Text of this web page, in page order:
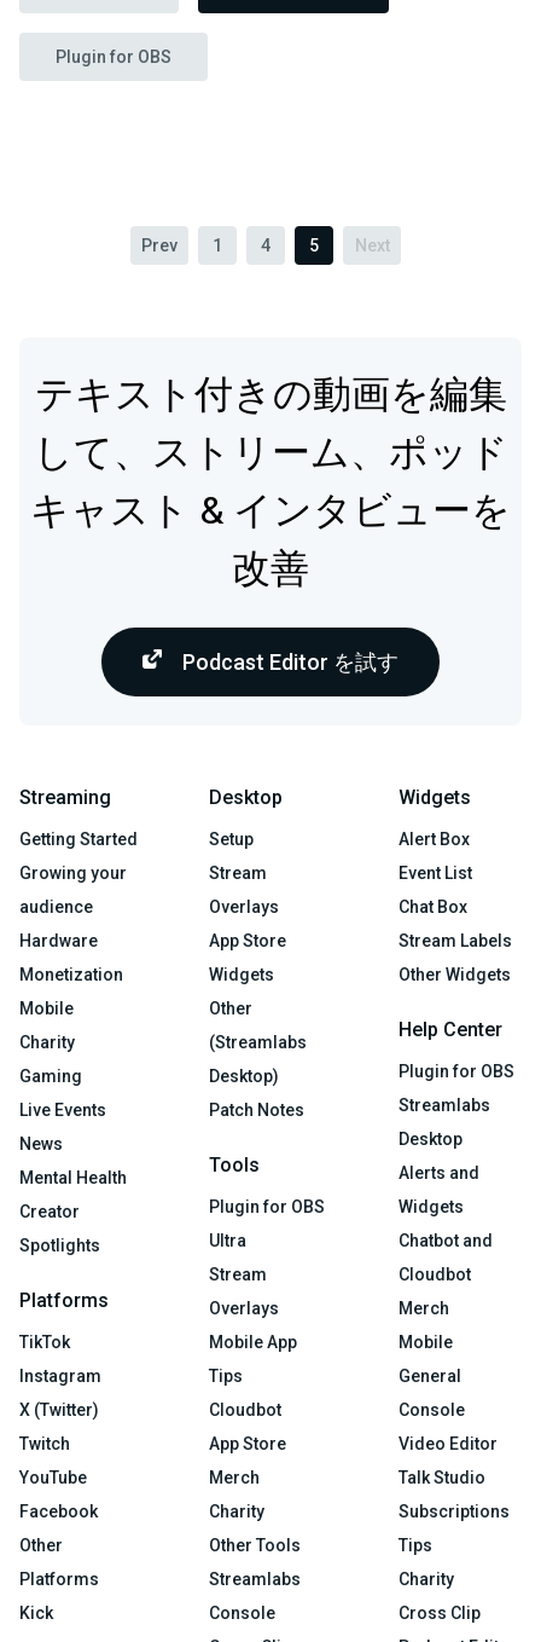
Plugin for OBS
Prev 1 4 5 Next
テキスト付きの動画を編集
して、ストリーム、ポッド
キャスト & インタビューを
改善
Podcast Editor を試す
Streaming
Getting Started
Growing your
audience
Hardware
Monetization
Mobile
Charity
Gaming
Live Events
News
Mental Health
Creator
Spotlights
Platforms
TikTok
Instagram
X (Twitter)
Twitch
YouTube
Facebook
Other
Platforms
Kick
Desktop
Setup
Stream
Overlays
App Store
Widgets
Other
(Streamlabs
Desktop)
Patch Notes
Tools
Plugin for OBS
Ultra
Stream
Overlays
Mobile App
Tips
Cloudbot
App Store
Merch
Charity
Other Tools
Streamlabs
Console
Widgets
Alert Box
Event List
Chat Box
Stream Labels
Other Widgets
Help Center
Plugin for OBS
Streamlabs
Desktop
Alerts and
Widgets
Chatbot and
Cloudbot
Merch
Mobile
General
Console
Video Editor
Talk Studio
Subscriptions
Tips
Charity
Cross Clip